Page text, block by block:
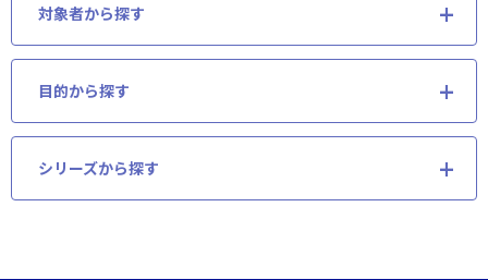
対象者から探す
目的から探す
シリーズから探す